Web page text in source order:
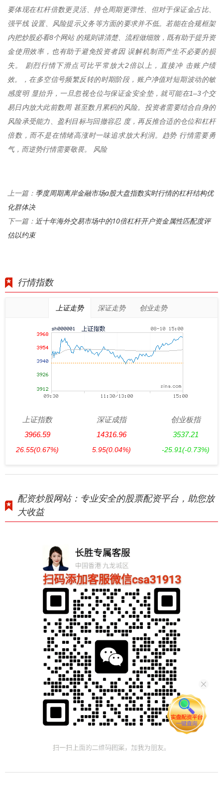
要体现在杠杆倍数更灵活、持仓周期更弹性、但对于保证金占比、
强平线 设置、风险提示义务等方面的要求并不低。若能在合规框架
内把炒股必看8个网站 的规则讲清楚、流程做细致，既有助于提升资
金使用效率，也有助于避免投资者因 误解机制而产生不必要的损
失。 剧烈行情下滑点可比平常放大2倍以上，直接冲 击账户绩
效。，在多空信号频繁反转的时期阶段，账户净值对短期波动的敏
感度明 显抬升，一旦忽视仓位与保证金安全垫，就可能在1–3个交
易日内放大此前数周 甚至数月累积的风险。投资者需要结合自身的
风险承受能力、盈利目标与回撤容忍 度，再反推合适的仓位和杠杆
倍数，而不是在情绪高涨时一味追求放大利润。趋势 行情需要勇
气，而逆势行情需要敬畏。 风险
上一篇： 季度周期离岸金融市场a股大盘指数实时行情的杠杆结构优
化群体决
下一篇： 近十年海外交易市场中的10倍杠杆开户资金属性匹配度评
估以约束
行情指数
上证走势 深证走势 创业走势
上证指数
3966.59
26.55(0.67%)
深证成指
14316.96
5.95(0.04%)
创业板指
3537.21
-25.91(-0.73%)
配资炒股网站：专业安全的股票配资平台，助您放
大收益